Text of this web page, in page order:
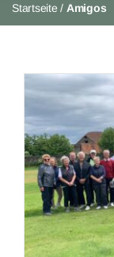
Startseite / Amigos